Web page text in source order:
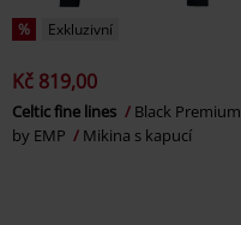
% Exkluzivní
Kč 819,00
Celtic fine lines
Black Premium
by EMP
Mikina s kapucí